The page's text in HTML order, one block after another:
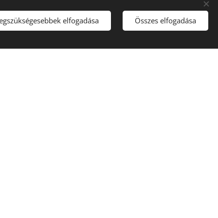
elfogadása Összes elfogadása